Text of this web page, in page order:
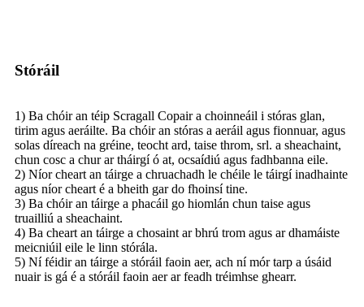
Stóráil
1) Ba chóir an téip Scragall Copair a choinneáil i stóras glan,
tirim agus aeráilte. Ba chóir an stóras a aeráil agus fionnuar, agus
solas díreach na gréine, teocht ard, taise throm, srl. a sheachaint,
chun cosc ​​a chur ar tháirgí ó at, ocsaídiú agus fadhbanna eile.
2) Níor cheart an táirge a chruachadh le chéile le táirgí inadhainte
agus níor cheart é a bheith gar do fhoinsí tine.
3) Ba chóir an táirge a phacáil go hiomlán chun taise agus
truailliú a sheachaint.
4) Ba cheart an táirge a chosaint ar bhrú trom agus ar dhamáiste
meicniúil eile le linn stórála.
5) Ní féidir an táirge a stóráil faoin aer, ach ní mór tarp a úsáid
nuair is gá é a stóráil faoin aer ar feadh tréimhse ghearr.